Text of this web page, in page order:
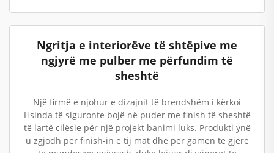
Ngritja e interiorëve të shtëpive me
ngjyrë me pulber me përfundim të
sheshtë
Një firmë e njohur e dizajnit të brendshëm i kërkoi
Hsinda të siguronte bojë në puder me finish të sheshtë
të lartë cilësie për një projekt banimi luks. Produkti ynë
u zgjodh për finish-in e tij mat dhe për gamën të gjerë